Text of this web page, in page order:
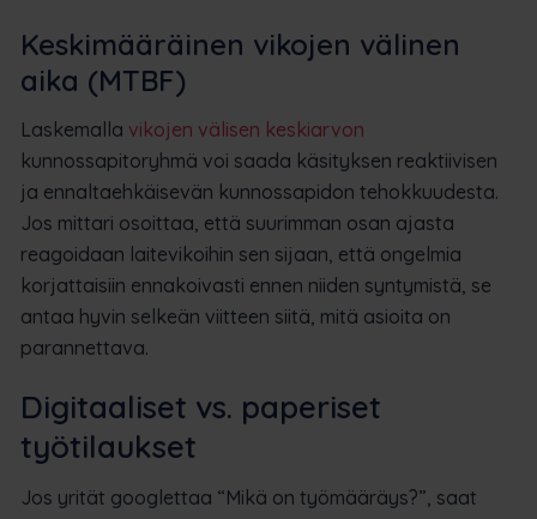
Keskimääräinen vikojen välinen
aika (MTBF)
Laskemalla vikojen välisen keskiarvon
kunnossapitoryhmä voi saada käsityksen reaktiivisen
ja ennaltaehkäisevän kunnossapidon tehokkuudesta.
Jos mittari osoittaa, että suurimman osan ajasta
reagoidaan laitevikoihin sen sijaan, että ongelmia
korjattaisiin ennakoivasti ennen niiden syntymistä, se
antaa hyvin selkeän viitteen siitä, mitä asioita on
parannettava.
Digitaaliset vs. paperiset
työtilaukset
Jos yrität googlettaa “Mikä on työmääräys?”, saat